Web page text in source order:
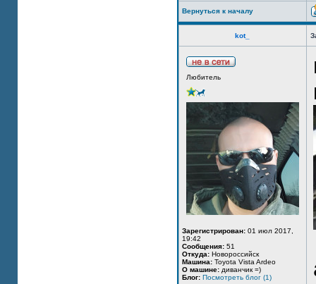
Вернуться к началу
kot_
Любитель
Зарегистрирован: 01 июл 2017,
19:42
Сообщения: 51
Откуда: Новороссийск
Машина: Toyota Vista Ardeo
О машине: диванчик =)
Блог: Посмотреть блог (1)